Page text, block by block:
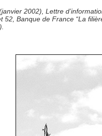
2002), Lettre
52, Banque de France “La